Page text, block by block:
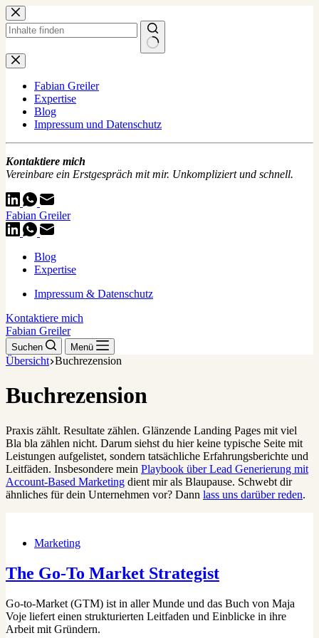
Zum
Inhalt
springen
Keine
Ergebnisse
Fabian Greiler
Expertise
Blog
Impressum und Datenschutz
Kontaktiere mich
Vereinbare ein Erstgespräch mit mir. Unkompliziert und schnell.
Fabian Greiler
Blog
Expertise
Impressum & Datenschutz
Kontaktiere mich
Fabian Greiler
Suchen Menü
Übersicht Buchrezension
Buchrezension
Praxis zählt. Resultate zählen. Glänzende Landing Pages mit viel
Bla bla zählen nicht. Darum siehst du hier keine typische Seite mit
Leistungen aufgelistet, sondern tatsächliche Erfahrungsberichte und
Leitfäden. Insbesondere mein Playbook über Lead Generierung mit
Account-Based Marketing dient mir als Blaupause. Schwebt dir
ähnliches für dein Unternehmen vor? Dann lass uns darüber reden.
Marketing
The Go-To Market Strategist
Go-to-Market (GTM) ist in aller Munde und das Buch von Maja
Voje liefert einen strukturierten Leitfaden und Einblicke in ihre
Arbeit mit Gründern.